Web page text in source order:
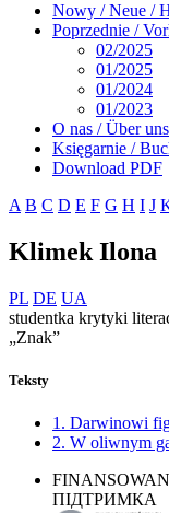
Nowy / Neue /
Poprzednie /
02/2025
01/2025
01/2024
01/2023
O nas / Über
Księgarnie /
Download PDF
A B C D E F G H I J
Klimek Ilona
PL DE UA
studentka krytyki
„Znak”
Teksty
1. Darwinowi
2. W oliwnym
ПІДТРИМКА